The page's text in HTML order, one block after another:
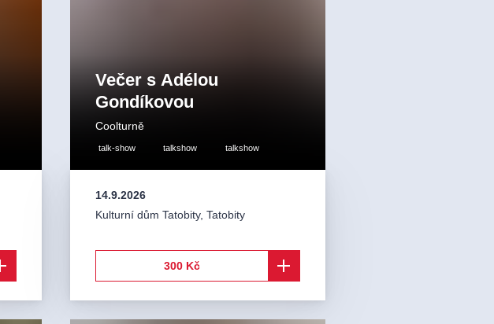
Večer s Adélou
Gondíkovou
Coolturně
talk-show talkshow talkshow
14.9.2026
Kulturní dům Tatobity, Tatobity
300 Kč